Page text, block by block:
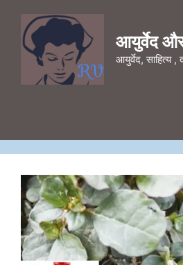
content
आयुर्वेद और
आयुर्वेद, साहित्य